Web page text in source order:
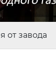
от завода